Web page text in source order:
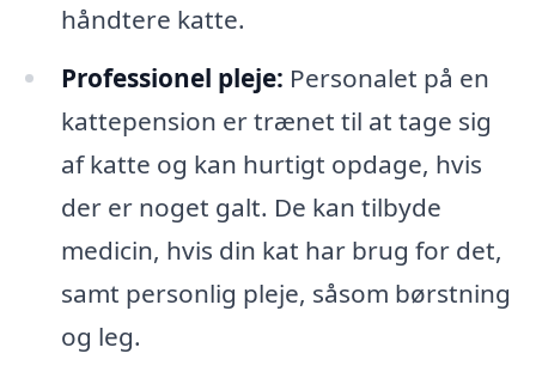
håndtere katte.
Professionel pleje: Personalet på en
kattepension er trænet til at tage sig
af katte og kan hurtigt opdage, hvis
der er noget galt. De kan tilbyde
medicin, hvis din kat har brug for det,
samt personlig pleje, såsom børstning
og leg.